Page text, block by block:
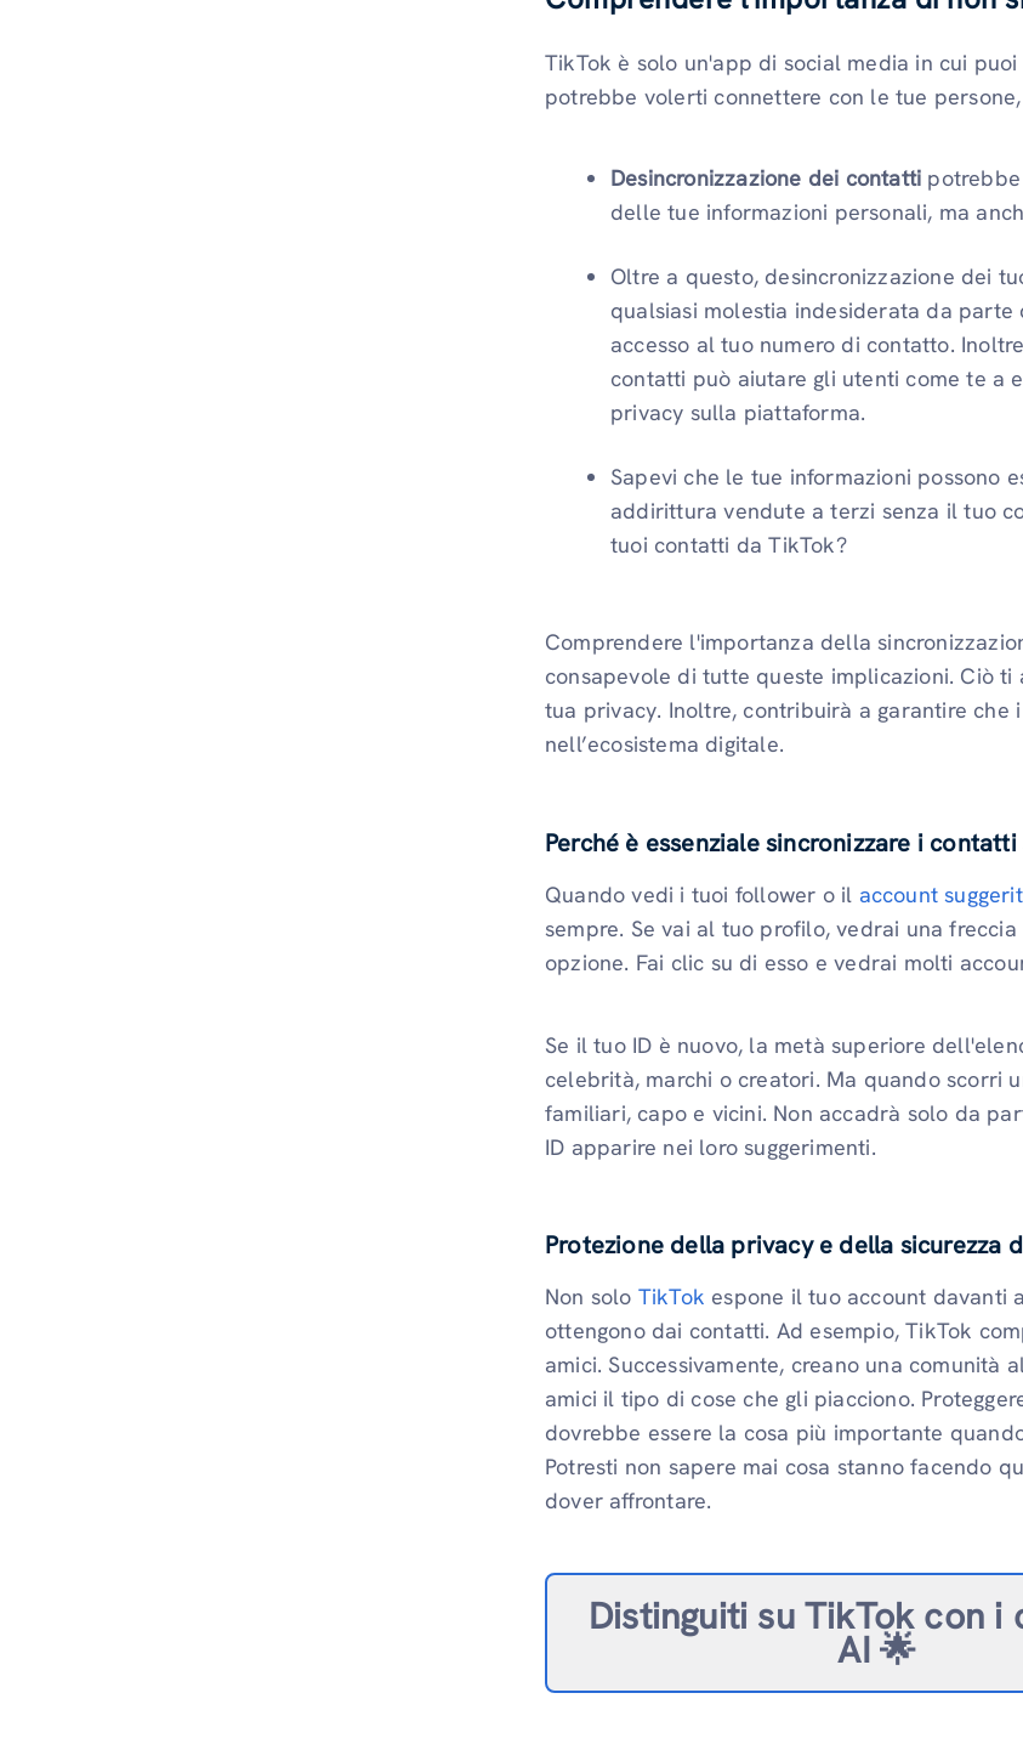
TikTok è solo un'app di social media in cui
potrebbe volerti connettere con le tue
Desincronizzazione dei contatti
delle tue informazioni personali, ma
Oltre a questo, desincronizzazione dei
qualsiasi molestia indesiderata da
accesso al tuo numero di contatto.
contatti può aiutare gli utenti come te a
privacy sulla piattaforma.
Sapevi che le tue informazioni possono
addirittura vendute a terzi senza il tuo
tuoi contatti da TikTok?
Comprendere l'importanza della
consapevole di tutte queste implicazioni. Ciò
tua privacy. Inoltre, contribuirà a garantire che
nell’ecosistema digitale.
Perché è essenziale sincronizzare i
Quando vedi i tuoi follower o il account
sempre. Se vai al tuo profilo, vedrai una
opzione. Fai clic su di esso e vedrai molti
Se il tuo ID è nuovo, la metà superiore
celebrità, marchi o creatori. Ma quando scorri
familiari, capo e vicini. Non accadrà solo da
ID apparire nei loro suggerimenti.
Protezione della privacy e della sicurezza
Non solo TikTok espone il tuo account davanti
ottengono dai contatti. Ad esempio, TikTok
amici. Successivamente, creano una
amici il tipo di cose che gli piacciono.
dovrebbe essere la cosa più importante
Potresti non sapere mai cosa stanno facendo
dover affrontare.
Distinguiti su TikTok con i
AI 🌟